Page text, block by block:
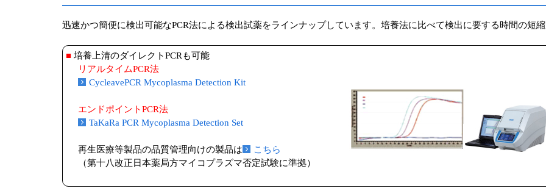
迅速かつ簡便に検出可能なPCR法による検出試薬をラインナップしています。培養法に比べて検出に要する時間の短縮
■ 培養上清のダイレクトPCRも可能
リアルタイムPCR法
CycleavePCR Mycoplasma Detection Kit
エンドポイントPCR法
TaKaRa PCR Mycoplasma Detection Set
再生医療等製品の品質管理向けの製品は
こちら
（第十八改正日本薬局方マイコプラズマ否定試験に準拠）